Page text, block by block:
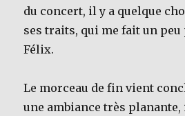
du concert, il y a quelque
ses traits, qui me fait un
Félix.
Le morceau de fin vient
une ambiance très